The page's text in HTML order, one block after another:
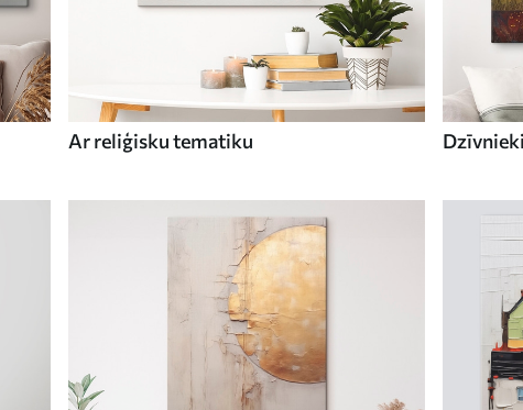
Ar reliģisku tematiku Dzīvnieki